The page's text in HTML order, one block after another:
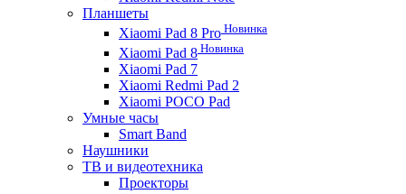
Планшеты
Xiaomi Pad 8 Pro Новинка
Xiaomi Pad 8 Новинка
Xiaomi Pad 7
Xiaomi Redmi Pad 2
Xiaomi POCO Pad
Умные часы
Smart Band
Наушники
ТВ и видеотехника
Проекторы